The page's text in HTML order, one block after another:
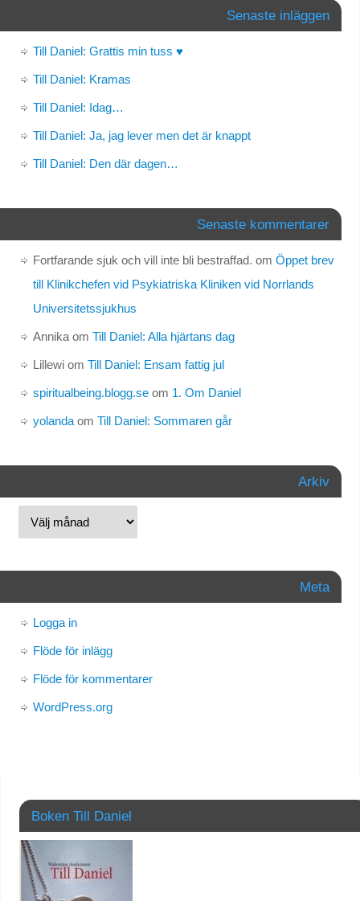
Senaste inläggen
Till Daniel: Grattis min tuss ♥
Till Daniel: Kramas
Till Daniel: Idag…
Till Daniel: Ja, jag lever men det är knappt
Till Daniel: Den där dagen…
Senaste kommentarer
Fortfarande sjuk och vill inte bli bestraffad. om Öppet brev
till Klinikchefen vid Psykiatriska Kliniken vid Norrlands
Universitetssjukhus
Annikaom Till Daniel: Alla hjärtans dag
Lillewiom Till Daniel: Ensam fattig jul
spiritualbeing.blogg.seom 1. Om Daniel
yolandaom Till Daniel: Sommaren går
Arkiv
Meta
Logga in
Flöde för inlägg
Flöde för kommentarer
WordPress.org
Boken Till Daniel